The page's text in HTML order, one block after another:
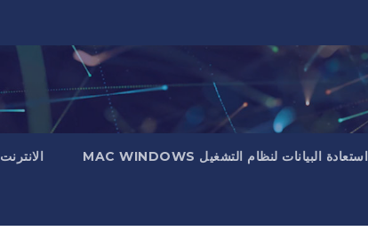
استعادة البيانات لنظام التشغيل MAC WINDOWS الانترنت